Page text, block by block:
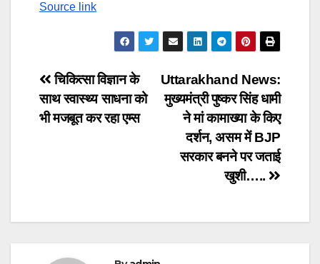
Source link
Post
navigation
Uttarakhand News:
मुख्यमंत्री पुष्कर सिंह धामी
ने मां कामाख्या के किए
दर्शन, असम में BJP
सरकार बनने पर जताई
खुशी…..
चिकित्सा विज्ञान के
साथ स्वास्थ्य साधना को
भी मजबूत कर रहा एम्स